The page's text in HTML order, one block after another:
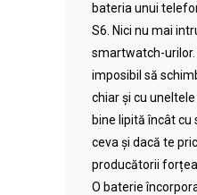
bateria unui
S6. Nici nu mai
smartwatch-urilor.
imposibil să
chiar și cu
bine lipită încât cu
ceva și dacă te
producătorii
O baterie